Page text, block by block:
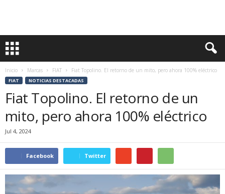
Inicio Marcas FIAT Fiat Topolino. El retorno de un mito, pero ahora 100% eléctrico
FIAT NOTICIAS DESTACADAS
Fiat Topolino. El retorno de un
mito, pero ahora 100% eléctrico
Jul 4, 2024
Facebook Twitter